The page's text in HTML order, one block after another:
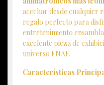
acechar desde cualquier
regalo perfecto para
entretenimiento
excelente pieza de
universo FNAF.
Características